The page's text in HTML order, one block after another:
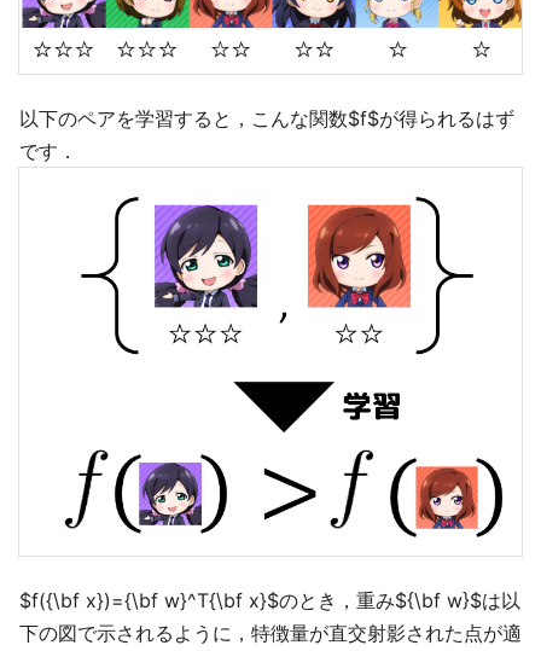
以下のペアを学習すると，こんな関数$f$が得られるはず
です．
$f({\bf x})={\bf w}^T{\bf x}$のとき，重み${\bf w}$は以
下の図で示されるように，特徴量が直交射影された点が適